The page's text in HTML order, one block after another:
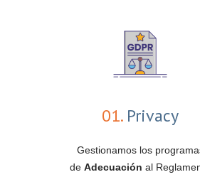
01.Privacy
Gestionamos los
de Adecuación al